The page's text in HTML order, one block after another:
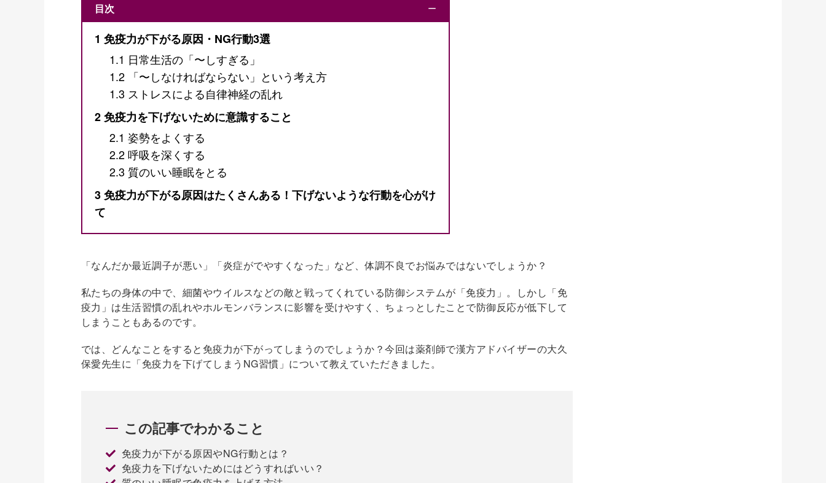
目次 ー
1 免疫力が下がる原因・NG行動3選
1.1 日常生活の「〜しすぎる」
1.2 「〜しなければならない」という考え方
1.3 ストレスによる自律神経の乱れ
2免疫力を下げないために意識すること
2.1 姿勢をよくする
2.2呼吸を深くする
2.3 質のいい睡眠をとる
3免疫力が下がる原因はたくさんある！下げないような行動を心がけ
て
「なんだか最近調子が悪い」「炎症がでやすくなった」など、体調不良でお悩みではないでしょうか？
私たちの身体の中で、細菌やウイルスなどの敵と戦ってくれている防御システムが「免疫力」。しかし「免
疫力」は生活習慣の乱れやホルモンバランスに影響を受けやすく、ちょっとしたことで防御反応が低下して
しまうこともあるのです。
では、どんなことをすると免疫力が下がってしまうのでしょうか？今回は薬剤師で漢方アドバイザーの大久
保愛先生に「免疫力を下げてしまうNG習慣」について教えていただきました。
この記事でわかること
免疫力が下がる原因やNG行動とは？
免疫力を下げないためにはどうすればいい？